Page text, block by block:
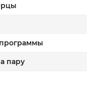
пару